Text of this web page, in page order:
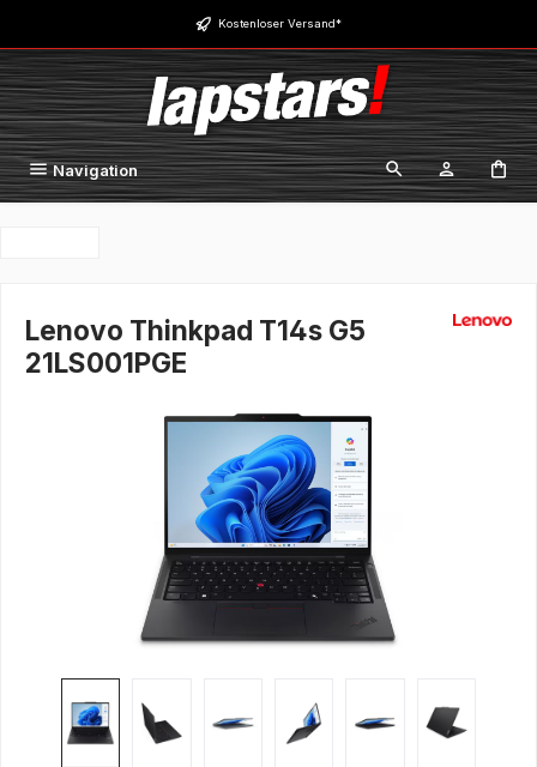
Zum Hauptinhalt springen Kostenloser Versand*
Navigation
Lenovo Thinkpad T14s G5
21LS001PGE